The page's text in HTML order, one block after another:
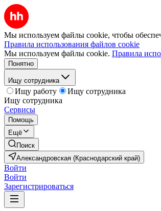
Мы используем файлы cookie, чтобы
Правила использования файлов cookie
Мы используем файлы cookie. Правила
Понятно
Ищу сотрудника
Ищу работу
Ищу сотрудника
Ищу сотрудника
Сервисы
Помощь
Ещё
Поиск
Александровская (Краснодарский край)
Войти
Войти
Зарегистрироваться